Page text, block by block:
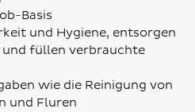
Basis
und Hygiene, entsorgen
füllen verbrauchte
wie die Reinigung von
und Fluren